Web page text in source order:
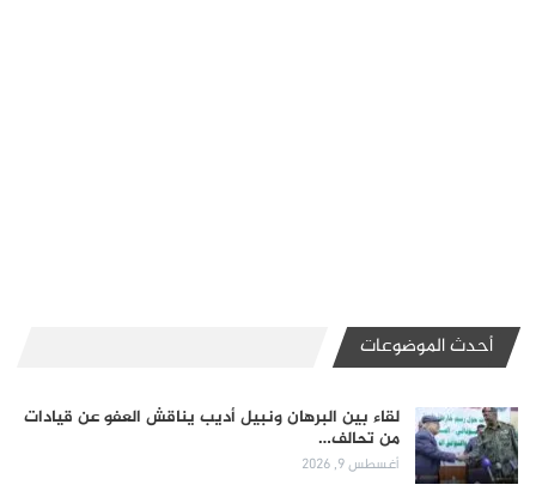
أحدث الموضوعات
لقاء بين البرهان ونبيل أديب يناقش العفو عن قيادات
من تحالف…
أغسطس 9, 2026